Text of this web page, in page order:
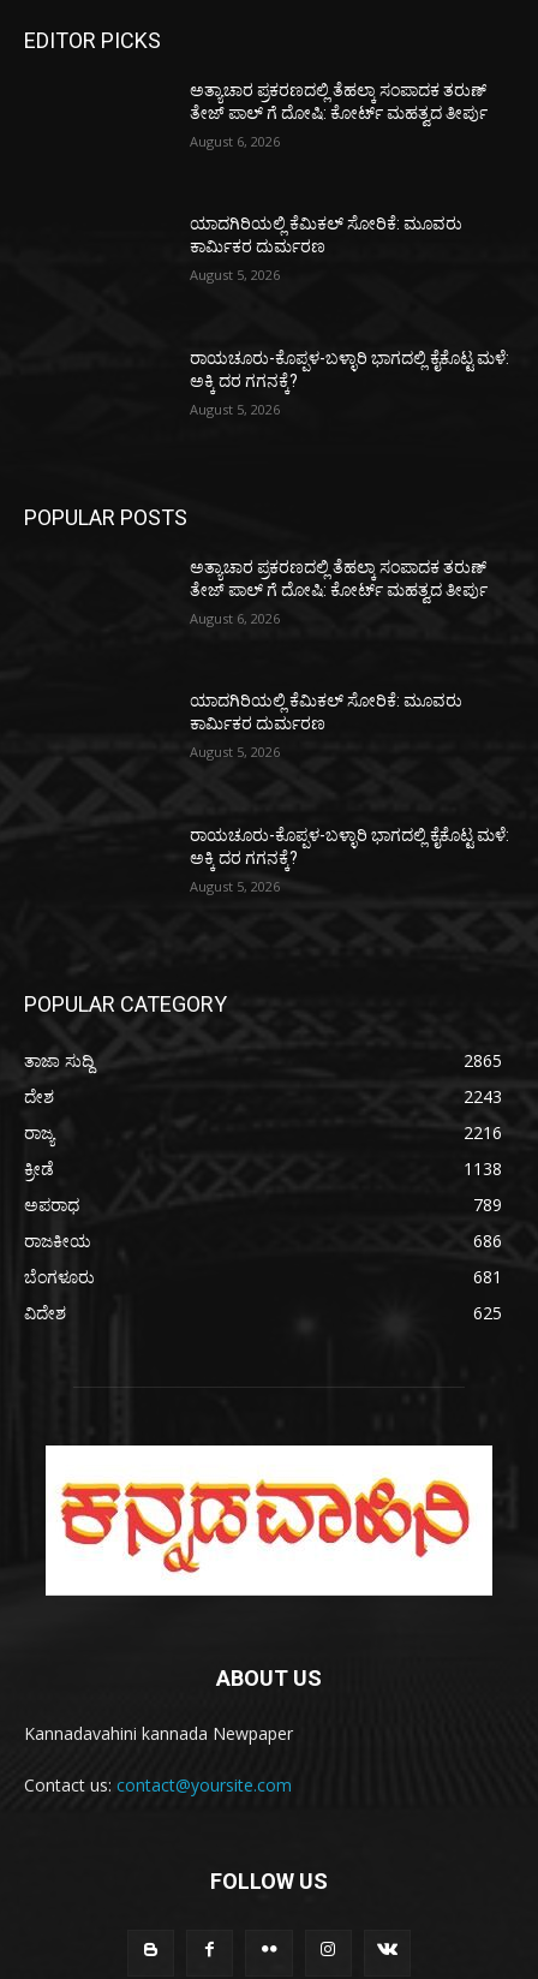
EDITOR PICKS
ಅತ್ಯಾಚಾರ ಪ್ರಕರಣದಲ್ಲಿ ತೆಹಲ್ಕಾ ಸಂಪಾದಕ ತರುಣ್‌
ತೇಜ್‌ ಪಾಲ್‌ ಗೆ ದೋಷಿ: ಕೋರ್ಟ್‌ ಮಹತ್ವದ ತೀರ್ಪು
August 6, 2026
ಯಾದಗಿರಿಯಲ್ಲಿ ಕೆಮಿಕಲ್ ಸೋರಿಕೆ: ಮೂವರು
ಕಾರ್ಮಿಕರ ದುರ್ಮರಣ
August 5, 2026
ರಾಯಚೂರು-ಕೊಪ್ಪಳ-ಬಳ್ಳಾರಿ ಭಾಗದಲ್ಲಿ ಕೈಕೊಟ್ಟ ಮಳೆ:
ಅಕ್ಕಿ ದರ ಗಗನಕ್ಕೆ?
August 5, 2026
POPULAR POSTS
ಅತ್ಯಾಚಾರ ಪ್ರಕರಣದಲ್ಲಿ ತೆಹಲ್ಕಾ ಸಂಪಾದಕ ತರುಣ್‌
ತೇಜ್‌ ಪಾಲ್‌ ಗೆ ದೋಷಿ: ಕೋರ್ಟ್‌ ಮಹತ್ವದ ತೀರ್ಪು
August 6, 2026
ಯಾದಗಿರಿಯಲ್ಲಿ ಕೆಮಿಕಲ್ ಸೋರಿಕೆ: ಮೂವರು
ಕಾರ್ಮಿಕರ ದುರ್ಮರಣ
August 5, 2026
ರಾಯಚೂರು-ಕೊಪ್ಪಳ-ಬಳ್ಳಾರಿ ಭಾಗದಲ್ಲಿ ಕೈಕೊಟ್ಟ ಮಳೆ:
ಅಕ್ಕಿ ದರ ಗಗನಕ್ಕೆ?
August 5, 2026
POPULAR CATEGORY
ತಾಜಾ ಸುದ್ದಿ
2865
ದೇಶ
2243
ರಾಜ್ಯ
2216
ಕ್ರೀಡೆ
1138
ಅಪರಾಧ
789
ರಾಜಕೀಯ
686
ಬೆಂಗಳೂರು
681
ವಿದೇಶ
625
ABOUT US
Kannadavahini kannada Newpaper
Contact us: contact@yoursite.com
FOLLOW US